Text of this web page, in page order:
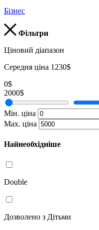
Бізнес
Фільтри
Ціновий діапазон
Середня ціна 1230$
0$
2000$
Мін. ціна
Мах. ціна
Найнеобхідніше
Double
Дозволено з Дітьми